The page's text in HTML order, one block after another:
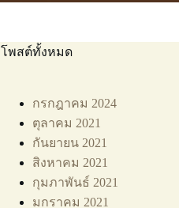
โพสต์ทั้งหมด
กรกฎาคม 2024
ตุลาคม 2021
กันยายน 2021
สิงหาคม 2021
กุมภาพันธ์ 2021
มกราคม 2021